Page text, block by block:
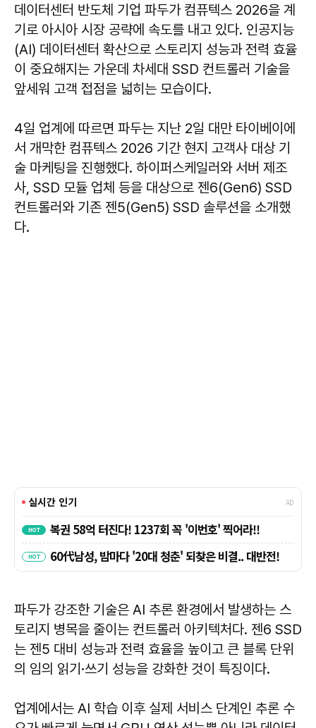
데이터센터 반도체 기업 파두가 컴퓨텍스 2026을 계
기로 아시아 시장 공략에 속도를 내고 있다. 인공지능
(AI) 데이터센터 확산으로 스토리지 성능과 전력 효율
이 중요해지는 가운데 차세대 SSD 컨트롤러 기술을
앞세워 고객 접점을 넓히는 모습이다.
4일 업계에 따르면 파두는 지난 2일 대만 타이베이에
서 개막한 컴퓨텍스 2026 기간 현지 고객사 대상 기
술 마케팅을 진행했다. 하이퍼스케일러와 서버 제조
사, SSD 모듈 업체 등을 대상으로 젠6(Gen6) SSD
컨트롤러와 기존 젠5(Gen5) SSD 솔루션을 소개했
다.
파두가 강조한 기술은 AI 추론 환경에서 발생하는 스
토리지 병목을 줄이는 컨트롤러 아키텍처다. 젠6 SSD
는 젠5 대비 성능과 전력 효율을 높이고 큰 블록 단위
의 임의 읽기·쓰기 성능을 강화한 것이 특징이다.
업계에서는 AI 학습 이후 실제 서비스 단계인 추론 수